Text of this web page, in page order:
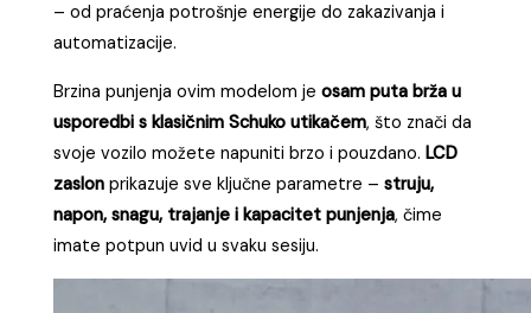
– od praćenja potrošnje energije do zakazivanja i
automatizacije.
Brzina punjenja ovim modelom je osam puta brža u
usporedbi s klasičnim Schuko utikačem, što znači da
svoje vozilo možete napuniti brzo i pouzdano.LCD
zaslon prikazuje sve ključne parametre –struju,
napon, snagu, trajanje i kapacitet punjenja, čime
imate potpun uvid u svaku sesiju.